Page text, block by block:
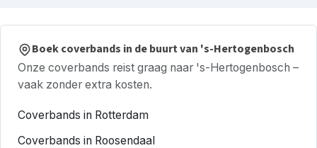
Boek coverbands in de buurt van 's-Hertogenbosch
Onze coverbands reist graag naar 's-Hertogenbosch –
vaak zonder extra kosten.
Coverbands in Rotterdam
Coverbands in Roosendaal